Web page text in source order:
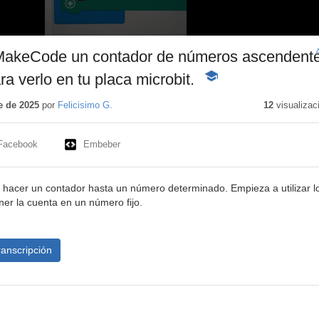
un contador de números
verlo en tu placa microbit.
-
de 2025por Felicisimo G. 12
Embeber
un contador hasta un número determinado. Empieza a utilizar
la cuenta en un número fijo.